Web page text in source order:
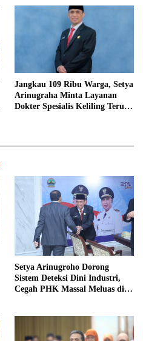
Jangkau 109 Ribu Warga, Setya
Arinugraha Minta Layanan
Dokter Spesialis Keliling Terus
Setya Arinugroho Dorong
Sistem Deteksi Dini Industri,
Cegah PHK Massal Meluas di